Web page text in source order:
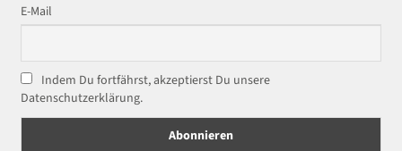
E-Mail
Indem Du fortfährst, akzeptierst Du unsere
Datenschutzerklärung.